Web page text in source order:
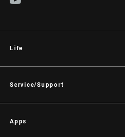
Life
Cultura
Service/Support
Dealer Support
Apps